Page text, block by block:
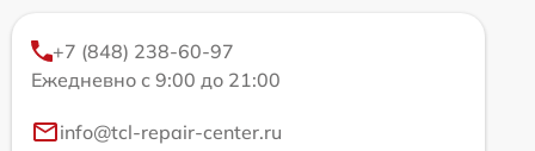
+7 (848) 238-60-97
Ежедневно с 9:00 до 21:00
info@tcl-repair-center.ru